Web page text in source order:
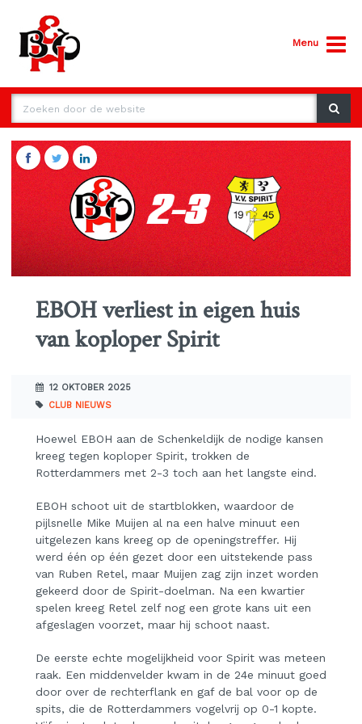
Menu
EBOH verliest in eigen huis
van koploper Spirit
12 OKTOBER 2025
CLUB NIEUWS
Hoewel EBOH aan de Schenkeldijk de nodige kansen
kreeg tegen koploper Spirit, trokken de
Rotterdammers met 2-3 toch aan het langste eind.
EBOH schoot uit de startblokken, waardoor de
pijlsnelle Mike Muijen al na een halve minuut een
uitgelezen kans kreeg op de openingstreffer. Hij
werd één op één gezet door een uitstekende pass
van Ruben Retel, maar Muijen zag zijn inzet worden
gekeerd door de Spirit-doelman. Na een kwartier
spelen kreeg Retel zelf nog een grote kans uit een
afgeslagen voorzet, maar hij schoot naast.
De eerste echte mogelijkheid voor Spirit was meteen
raak. Een middenvelder kwam in de 24e minuut goed
door over de rechterflank en gaf de bal voor op de
spits, die de Rotterdammers vogelvrij op 0-1 kopte.